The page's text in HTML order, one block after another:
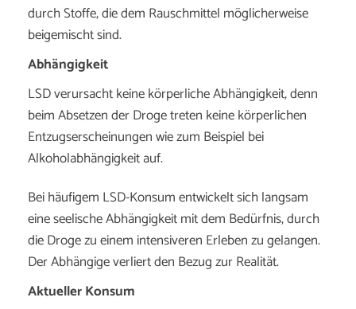
durch Stoffe, die dem Rauschmittel möglicherweise
beigemischt sind.
Abhängigkeit
LSD verursacht keine körperliche Abhängigkeit, denn
beim Absetzen der Droge treten keine körperlichen
Entzugserscheinungen wie zum Beispiel bei
Alkoholabhängigkeit auf.
Bei häufigem LSD-Konsum entwickelt sich langsam
eine seelische Abhängigkeit mit dem Bedürfnis, durch
die Droge zu einem intensiveren Erleben zu gelangen.
Der Abhängige verliert den Bezug zur Realität.
Aktueller Konsum